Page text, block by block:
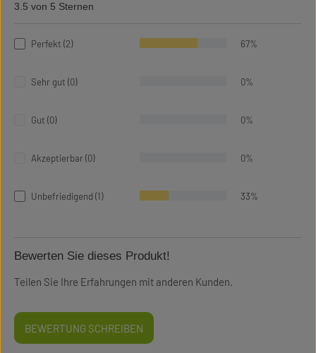
Durchschnittliche Bewertung von 3.5 von 5 Sternen
3.5 von 5 Sternen
Perfekt (2) 67%
Sehr gut (0) 0%
Gut (0) 0%
Akzeptierbar (0) 0%
Unbefriedigend (1) 33%
Bewerten Sie dieses Produkt!
Teilen Sie Ihre Erfahrungen mit anderen Kunden.
BEWERTUNG SCHREIBEN